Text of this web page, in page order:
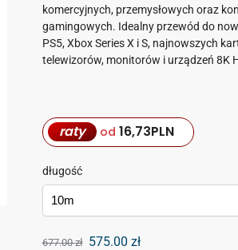
komercyjnych, przemysłowych oraz
gamingowych. Idealny przewód do
PS5, Xbox Series X i S, najnowszych
telewizorów, monitorów i urządzeń 8K
raty od 16,73PLN
długość
677.00zł 575.00 zł